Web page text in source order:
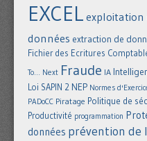
EXCEL exploitation
données extraction de
Fichier des Ecritures
To... Next Fraude IA
Loi SAPIN 2 NEP Normes
PADoCC Piratage Politique de
Productivité programmation
données prévention de